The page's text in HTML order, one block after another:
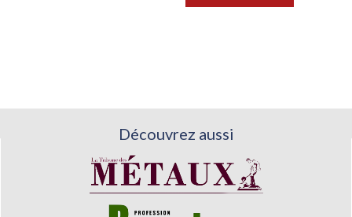
Découvrez aussi